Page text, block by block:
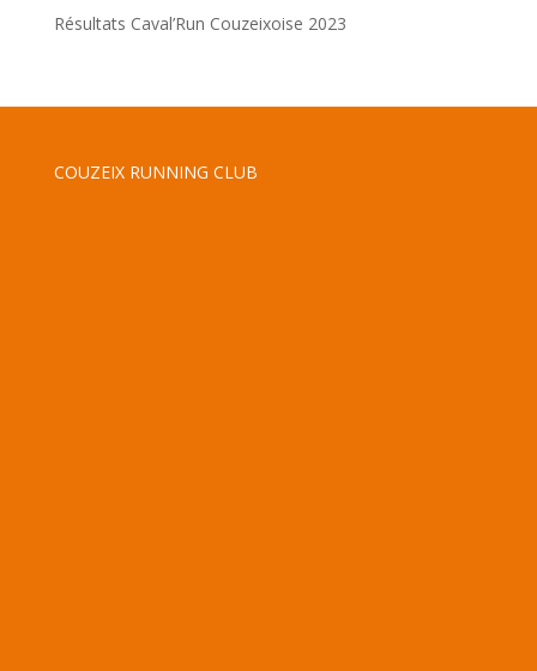
Résultats Caval’Run Couzeixoise 2023
COUZEIX RUNNING CLUB